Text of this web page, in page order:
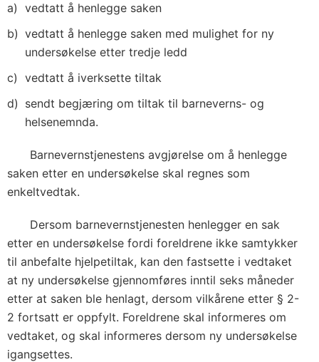
vedtatt å henlegge saken
vedtatt å henlegge saken med mulighet for ny
undersøkelse etter tredje ledd
vedtatt å iverksette tiltak
sendt begjæring om tiltak til barneverns- og
helsenemnda.
Barnevernstjenestens avgjørelse om å henlegge
saken etter en undersøkelse skal regnes som
enkeltvedtak.
Dersom barnevernstjenesten henlegger en sak
etter en undersøkelse fordi foreldrene ikke samtykker
til anbefalte hjelpetiltak, kan den fastsette i vedtaket
at ny undersøkelse gjennomføres inntil seks måneder
etter at saken ble henlagt, dersom vilkårene etter § 2-
2 fortsatt er oppfylt. Foreldrene skal informeres om
vedtaket, og skal informeres dersom ny undersøkelse
igangsettes.